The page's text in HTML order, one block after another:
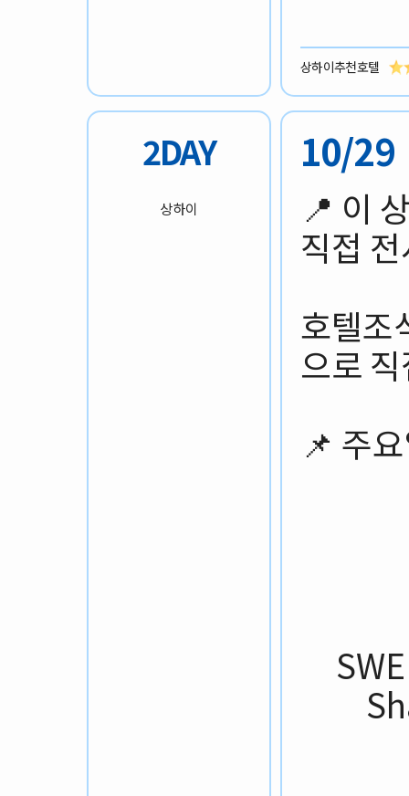
상하이추천호텔
2DAY
상하이
10/29
📍 이
직접
호텔조
으로
📌 주